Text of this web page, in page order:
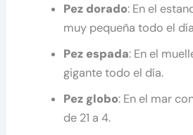
Pez dorado: En el
muy pequeña todo el
Pez espada: En el
gigante todo el día.
Pez globo: En el mar
de 21 a 4.